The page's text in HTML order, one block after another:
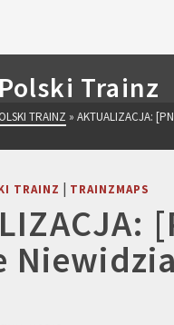
Polski Trainz
TRAINZ » AKTUALIZACJA:
TRAINZ | TRAINZMAPS